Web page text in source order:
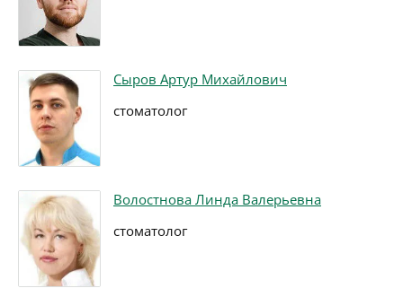
Сыров Артур Михайлович
стоматолог
Волостнова Линда Валерьевна
стоматолог